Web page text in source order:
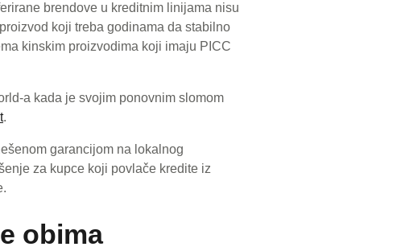
brendove u kreditnim linijama nisu
koji treba godinama da stabilno
kinskim proizvodima koji imaju PICC
a kada je svojim ponovnim slomom
.
garancijom na lokalnog
za kupce koji povlače kredite iz
obima